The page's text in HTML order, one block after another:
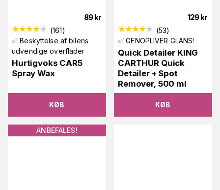
89 kr
(161)
✅ Beskyttelse af bilens
udvendige overflader
Hurtigvoks CAR5
Spray Wax
KØB
129 kr
(53)
✅ GENOPLIVER GLANS!
Quick Detailer KING
CARTHUR Quick
Detailer + Spot
Remover, 500 ml
KØB
ANBEFALES!